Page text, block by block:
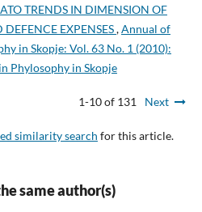
TRENDS IN DIMENSION OF
EXPENSES,Annual of
in Skopje: Vol. 63 No. 1 (2010):
Phylosophy in Skopje
1-10 of 131 Next
similarity search for this article.
same author(s)